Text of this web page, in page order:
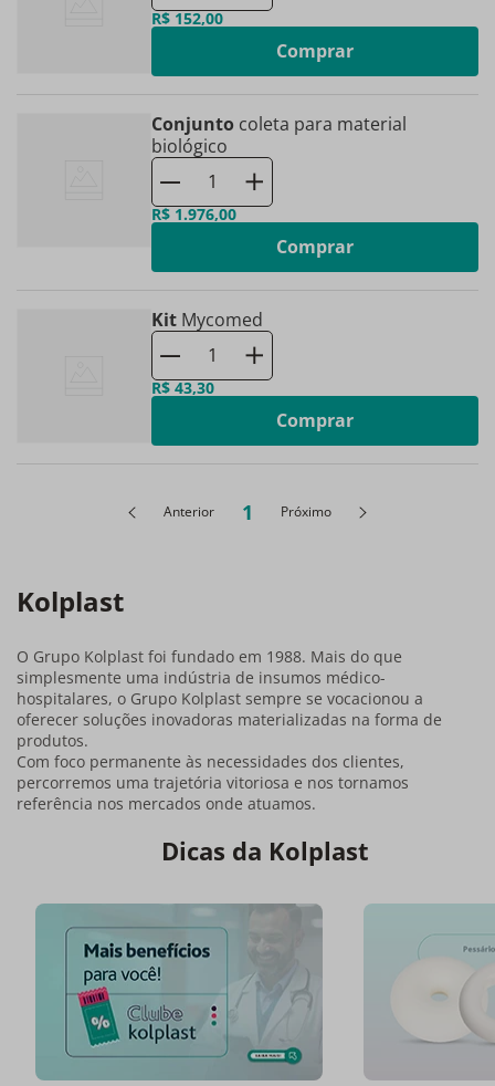
R$ 152,00
Comprar
Conjunto coleta para material
biológico
R$ 1.976,00
Comprar
Kit Mycomed
R$ 43,30
Comprar
Anterior 1 Próximo
Kolplast
O Grupo Kolplast foi fundado em 1988. Mais do que
simplesmente uma indústria de insumos médico-
hospitalares, o Grupo Kolplast sempre se vocacionou a
oferecer soluções inovadoras materializadas na forma de
produtos.
Com foco permanente às necessidades dos clientes,
percorremos uma trajetória vitoriosa e nos tornamos
referência nos mercados onde atuamos.
Dicas da Kolplast